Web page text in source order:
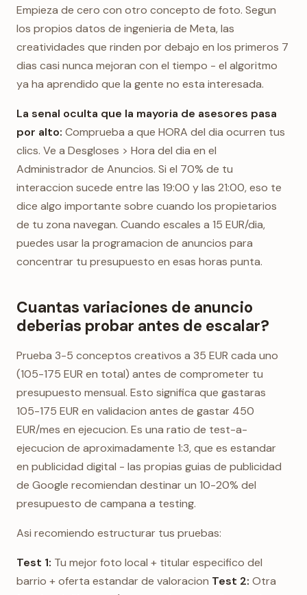
Empieza de cero con otro concepto de foto. Segun
los propios datos de ingenieria de Meta, las
creatividades que rinden por debajo en los primeros 7
dias casi nunca mejoran con el tiempo - el algoritmo
ya ha aprendido que la gente no esta interesada.
La senal oculta que la mayoria de asesores pasa
por alto: Comprueba a que HORA del dia ocurren tus
clics. Ve a Desgloses > Hora del dia en el
Administrador de Anuncios. Si el 70% de tu
interaccion sucede entre las 19:00 y las 21:00, eso te
dice algo importante sobre cuando los propietarios
de tu zona navegan. Cuando escales a 15 EUR/dia,
puedes usar la programacion de anuncios para
concentrar tu presupuesto en esas horas punta.
Cuantas variaciones de anuncio
deberias probar antes de escalar?
Prueba 3-5 conceptos creativos a 35 EUR cada uno
(105-175 EUR en total) antes de comprometer tu
presupuesto mensual. Esto significa que gastaras
105-175 EUR en validacion antes de gastar 450
EUR/mes en ejecucion. Es una ratio de test-a-
ejecucion de aproximadamente 1:3, que es estandar
en publicidad digital - las propias guias de publicidad
de Google recomiendan destinar un 10-20% del
presupuesto de campana a testing.
Asi recomiendo estructurar tus pruebas:
Test 1: Tu mejor foto local + titular especifico del
barrio + oferta estandar de valoracion Test 2: Otra